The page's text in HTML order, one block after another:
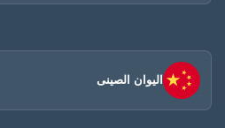
اليوان الصينى​